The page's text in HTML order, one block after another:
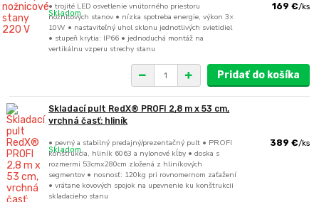
• trojité LED osvetlenie vnútorného priestoru
nožnicových stanov • nízka spotreba energie, výkon 3×
10W • nastaviteľný uhol sklonu jednotlivých svietidiel
• stupeň krytia: IP66 • jednoduchá montáž na
vertikálnu vzperu strechy stanu
169 €/ks
Skladom
Pridať do košíka
Skladací pult RedX® PROFI 2,8 m x 53 cm,
vrchná časť: hliník
• pevný a stabilný predajný/prezentačný pult • PROFI
konštrukcia, hliník 6063 a nylonové kĺby • doska s
rozmermi 53cmx280cm zložená z hliníkových
segmentov • nosnosť: 120kg pri rovnomernom zaťažení
• vrátane kovových spojok na upevnenie ku konštrukcii
skladacieho stanu
389 €/ks
Skladom